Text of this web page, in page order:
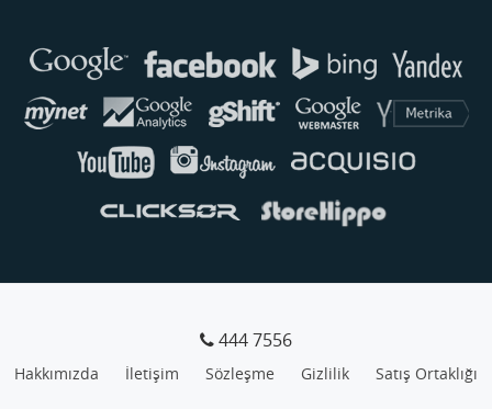
444 7556
Hakkımızda İletişim Sözleşme Gizlilik Satış Ortaklığı